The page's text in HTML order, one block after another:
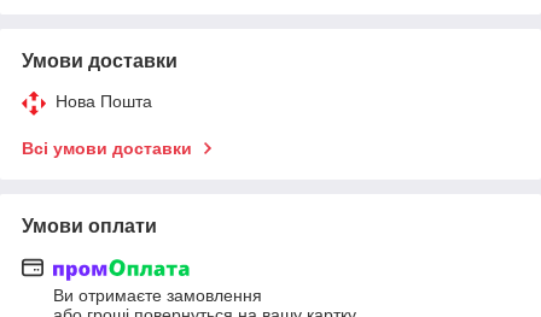
Умови доставки
Нова Пошта
Всі умови доставки
Умови оплати
Ви отримаєте замовлення